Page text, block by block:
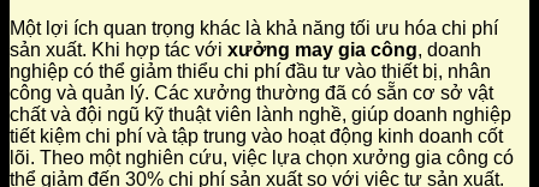
Một lợi ích quan trọng khác là khả năng tối ưu hóa chi phí
sản xuất. Khi hợp tác với xưởng may gia công, doanh
nghiệp có thể giảm thiểu chi phí đầu tư vào thiết bị, nhân
công và quản lý. Các xưởng thường đã có sẵn cơ sở vật
chất và đội ngũ kỹ thuật viên lành nghề, giúp doanh nghiệp
tiết kiệm chi phí và tập trung vào hoạt động kinh doanh cốt
lõi. Theo một nghiên cứu, việc lựa chọn xưởng gia công có
thể giảm đến 30% chi phí sản xuất so với việc tự sản xuất.